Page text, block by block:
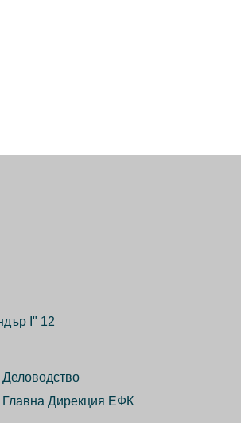
I" 12
Главна Дирекция ЕФК